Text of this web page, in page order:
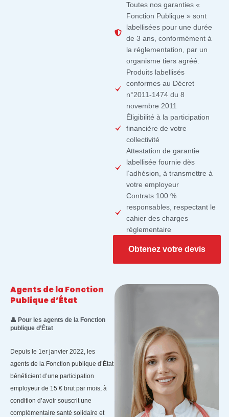
Toutes nos garanties «
Fonction Publique » sont
labellisées pour une durée
de 3 ans, conformément à
la réglementation, par un
organisme tiers agréé.
Produits labellisés
conformes au Décret
n°2011-1474 du 8
novembre 2011
Éligibilité à la participation
financière de votre
collectivité
Attestation de garantie
labellisée fournie dès
l’adhésion, à transmettre à
votre employeur
Contrats 100 %
responsables, respectant le
cahier des charges
réglementaire
Obtenez votre devis
Agents de la Fonction
Publique d’État
👤 Pour les agents de la Fonction
publique d’État
Depuis le 1er janvier 2022, les
agents de la Fonction publique d’État
bénéficient d’une participation
employeur de 15 € brut par mois, à
condition d’avoir souscrit une
complémentaire santé solidaire et